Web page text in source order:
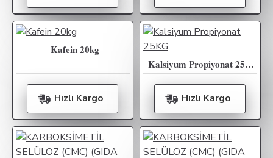
Kafein 20kg
Hızlı Kargo
Kalsiyum Propiyonat 25KG
Hızlı Kargo